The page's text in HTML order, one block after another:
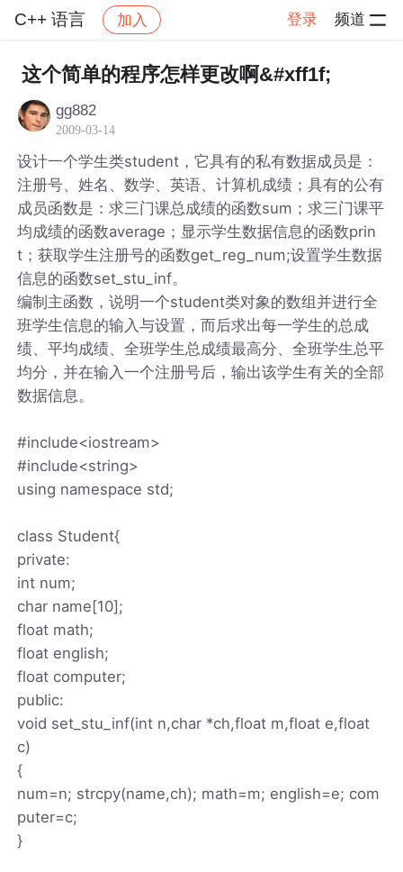
C++ 语言 加入 登录 频道
社区 C++ 语言 帖子详情
这个简单的程序怎样更改啊&#xff1f;
gg882
2009-03-14
设计一个学生类student，它具有的私有数据成员是：
注册号、姓名、数学、英语、计算机成绩；具有的公有
成员函数是：求三门课总成绩的函数sum；求三门课平
均成绩的函数average；显示学生数据信息的函数prin
t；获取学生注册号的函数get_reg_num;设置学生数据
信息的函数set_stu_inf。
编制主函数，说明一个student类对象的数组并进行全
班学生信息的输入与设置，而后求出每一学生的总成
绩、平均成绩、全班学生总成绩最高分、全班学生总平
均分，并在输入一个注册号后，输出该学生有关的全部
数据信息。
#include<iostream>
#include<string>
using namespace std;
class Student{
private:
int num;
char name[10];
float math;
float english;
float computer;
public:
void set_stu_inf(int n,char *ch,float m,float e,float
c)
{
num=n; strcpy(name,ch); math=m; english=e; com
puter=c;
}